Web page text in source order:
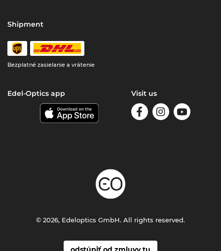
Shipment
Bezplatné zasielanie a vrátenie
Edel-Optics app Visit us
© 2026, Edeloptics GmbH. All rights reserved.